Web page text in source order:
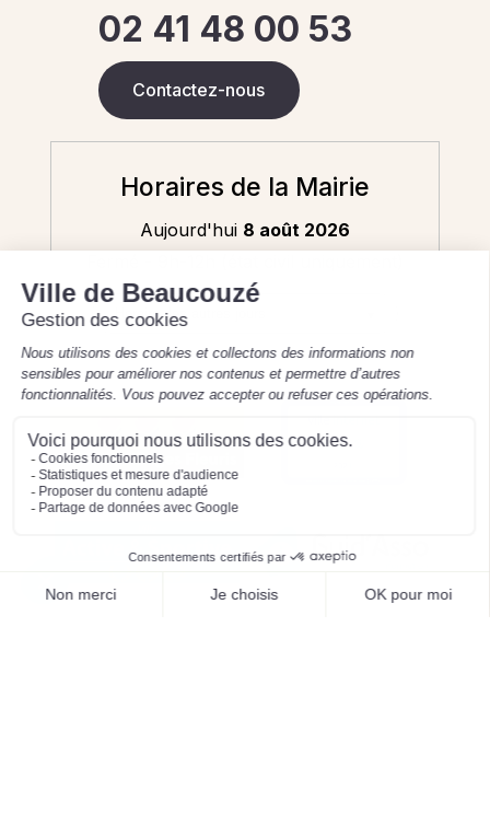
02 41 48 00 53
Contactez-nous
Horaires de la Mairie
Aujourd'hui 8 août 2026